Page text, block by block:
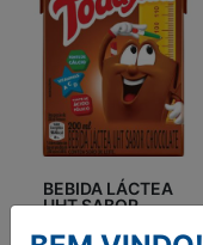
BEBIDA LÁCTEA
UHT SABOR
TODDYNHO